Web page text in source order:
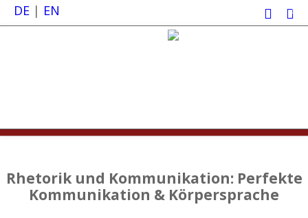
DE | EN 0
Rhetorik und Kommunikation: Perfekte
Kommunikation & Körpersprache